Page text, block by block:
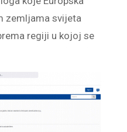
zemljama svijeta
regiji u kojoj se